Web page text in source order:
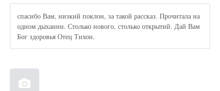
спасибо Вам, низкий поклон, за такой рассказ. Прочитала на
одном дыхании. Столько нового, столько открытий. Дай Вам
Бог здоровья Отец Тихон.